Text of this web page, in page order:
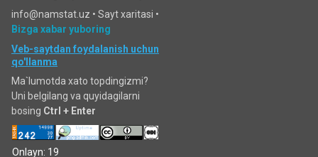
info@namstat.uz • Sayt xaritasi •
Bizga xabar yuboring
Veb-saytdan foydalanish uchun
qo'llanma
Ma`lumotda xato topdingizmi?
Uni belgilang va quyidagilarni
bosing Ctrl + Enter
Onlayn: 19